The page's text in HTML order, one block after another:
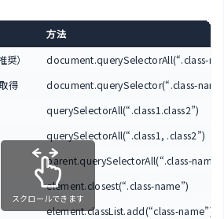
方法
）
document.querySelectorAll(“.class-
得
document.querySelector(“.class-
querySelectorAll(“.class1.class2”)
querySelectorAll(“.class1, .class2”)
parent.querySelectorAll(“.class-
element.closest(“.class-name”)
element.classList.add(“class-name”)
スクロールできます